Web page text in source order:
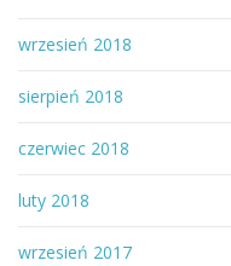
wrzesień 2018
sierpień 2018
czerwiec 2018
luty 2018
wrzesień 2017